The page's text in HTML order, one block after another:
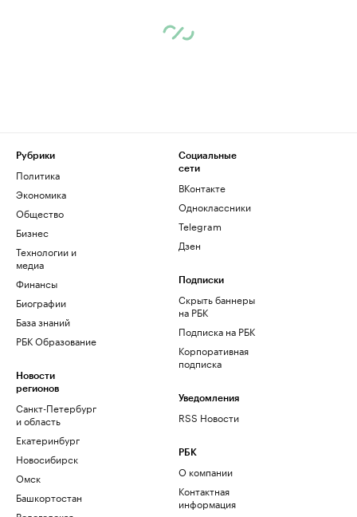
Рубрики
Политика
Экономика
Общество
Бизнес
Технологии и
медиа
Финансы
Биографии
База знаний
РБК Образование
Новости
регионов
Санкт-Петербург
и область
Екатеринбург
Новосибирск
Омск
Башкортостан
Социальные
сети
ВКонтакте
Одноклассники
Telegram
Дзен
Подписки
Скрыть баннеры
на РБК
Подписка на РБК
Корпоративная
подписка
Уведомления
RSS Новости
РБК
О компании
Контактная
информация